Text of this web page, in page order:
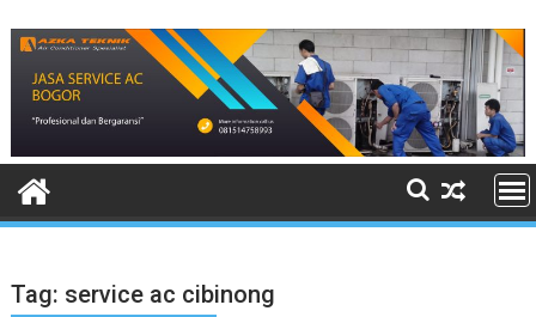
content
Tag: service ac cibinong